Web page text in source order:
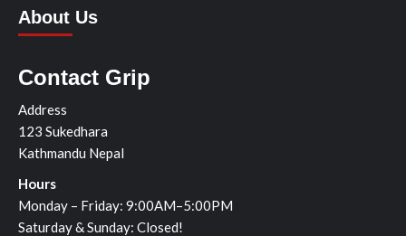
About Us
Contact Grip
Address
123 Sukedhara
Kathmandu Nepal
Hours
Monday – Friday: 9:00AM–5:00PM
Saturday & Sunday: Closed!